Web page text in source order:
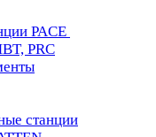
PACE
PRC
станции